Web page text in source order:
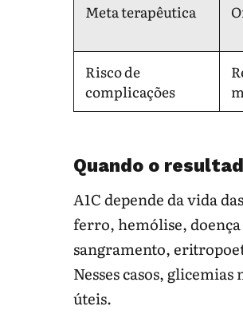
Meta terapêutica
Risco de
complicações
Quando o
A1C depende da vida
ferro, hemólise, doença
sangramento,
Nesses casos,
úteis.